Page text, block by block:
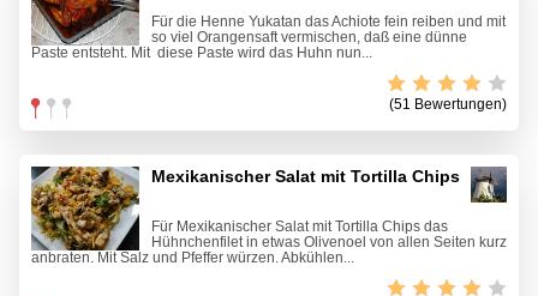
Für die Henne Yukatan das Achiote fein reiben und mit
so viel Orangensaft vermischen, daß eine dünne
Paste entsteht. Mit diese Paste wird das Huhn nun...
(51 Bewertungen)
Mexikanischer Salat mit Tortilla Chips
Für Mexikanischer Salat mit Tortilla Chips das
Hühnchenfilet in etwas Olivenoel von allen Seiten kurz
anbraten. Mit Salz und Pfeffer würzen. Abkühlen...